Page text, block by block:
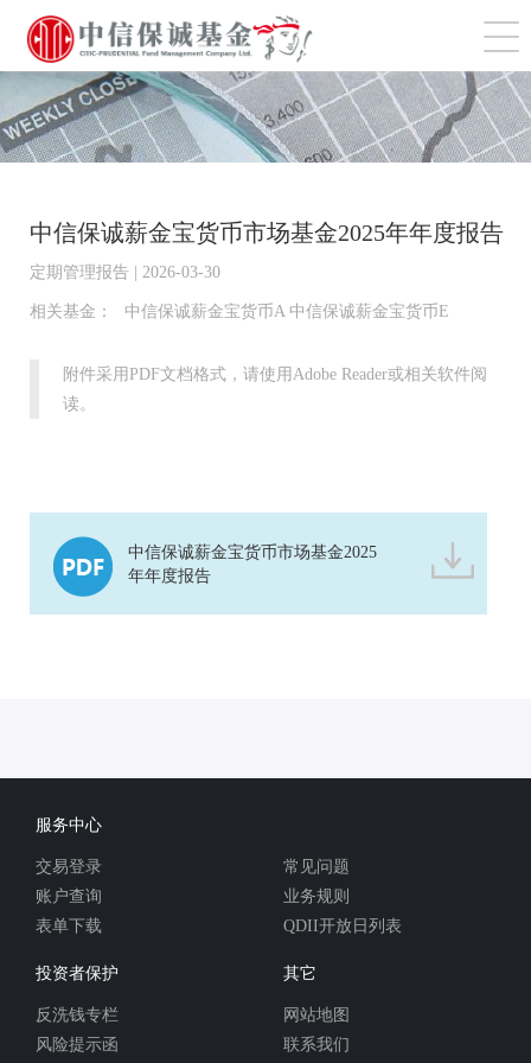
切
中信保诚薪金宝货币市场基金2025年年度报告
定期管理报告 | 2026-03-30
相关基金： 中信保诚薪金宝货币A 中信保诚薪金宝货币E
附件采用PDF文档格式，请使用Adobe Reader或相关软件阅
读。
中信保诚薪金宝货币市场基金2025
年年度报告
服务中心
交易登录
账户查询
表单下载
常见问题
业务规则
QDII开放日列表
投资者保护
反洗钱专栏
风险提示函
其它
网站地图
联系我们